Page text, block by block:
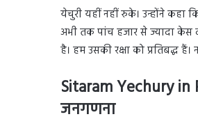
येचुरी यहीं नहीं रुके। उन्होंने कहा
अभी तक पांच हजार से ज्यादा केस
है। हम उसकी रक्षा को प्रतिबद्ध
Sitaram Yechury in
जनगणना